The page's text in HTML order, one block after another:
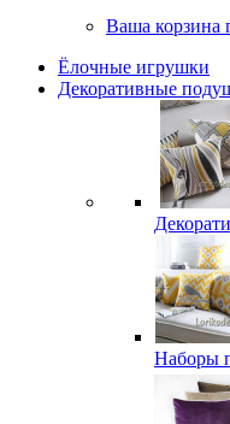
Ваша корзина
Ёлочные игрушки
Декоративные
Наборы